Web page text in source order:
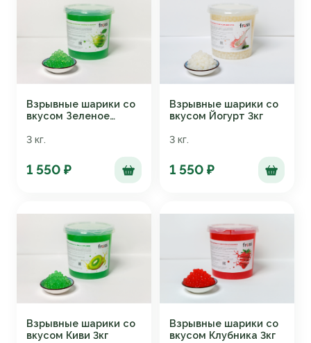
Взрывные шарики со
вкусом Зеленое
3 кг.
1 550 ₽
Взрывные шарики со
вкусом Йогурт 3кг
3 кг.
1 550 ₽
Взрывные шарики со
вкусом Киви 3кг
Взрывные шарики со
вкусом Клубника 3кг